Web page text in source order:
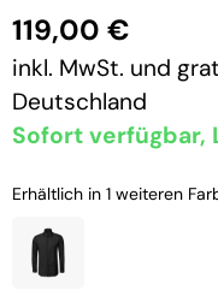
119,00 €
inkl. MwSt. und
Deutschland
Sofort verfügbar,
Erhältlich in 1 weiteren